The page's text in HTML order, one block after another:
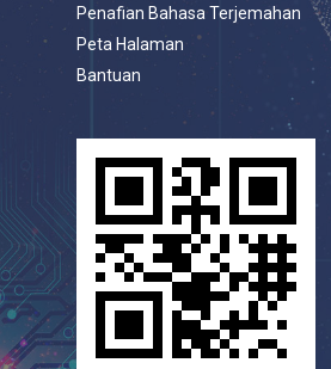
Penafian Bahasa Terjemahan
Peta Halaman
Bantuan